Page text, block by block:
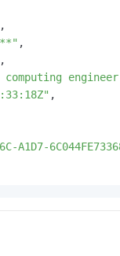
,
,
,
,
A1D7-